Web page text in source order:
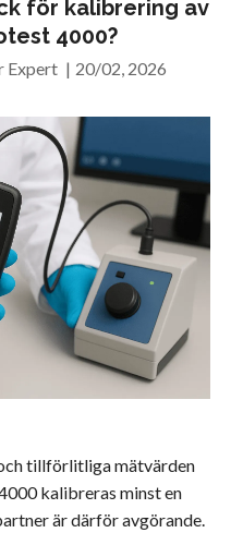
för kalibrering av
4000?
Expert | 20/02, 2026
tillförlitliga mätvärden
kalibreras minst en
är därför avgörande.